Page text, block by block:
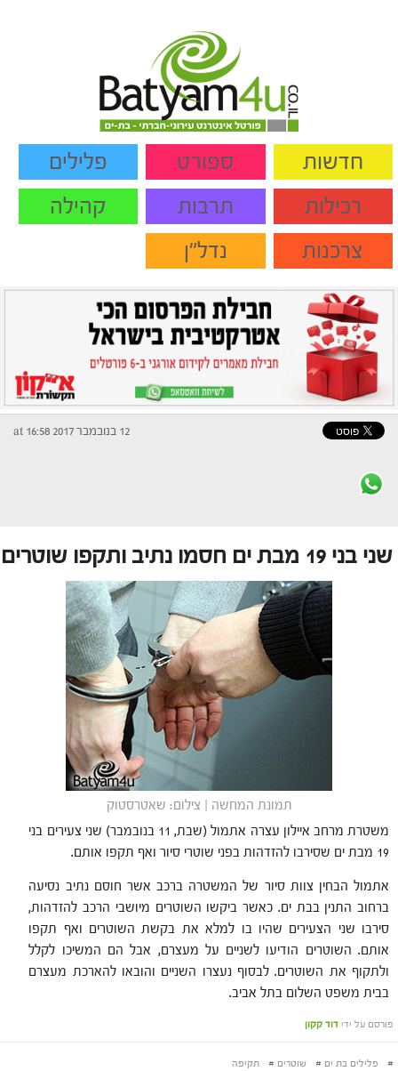
חדשות ספורט
פלילים
רכילות
תרבות
קהילה
צרכנות
נדל"ן
12 בנובמבר 2017 at 16:58
שני בני 19 מבת ים חסמו נתיב ותקפו שוטרים
תמונת המחשה | צילום: שאטרסטוק
משטרת מרחב איילון עצרה אתמול (שבת, 11 בנובמבר) שני צעירים בני
19 מבת ים שסירבו להזדהות בפני שוטרי סיור ואף תקפו אותם.
אתמול הבחין צוות סיור של המשטרה ברכב אשר חוסם נתיב נסיעה
ברחוב התנין בבת ים. כאשר ביקשו השוטרים מיושבי הרכב להזדהות,
סירבו שני הצעירים שהיו בו למלא את בקשת השוטרים ואף תקפו
אותם. השוטרים הודיעו לשניים על מעצרם, אבל הם המשיכו לקלל
ולתקוף את השוטרים. לבסוף נעצרו השניים והובאו להארכת מעצרם
בבית משפט השלום בתל אביב.
פורסם על ידי דוד קקון
# פלילים בת ים # שוטרים # תקיפה